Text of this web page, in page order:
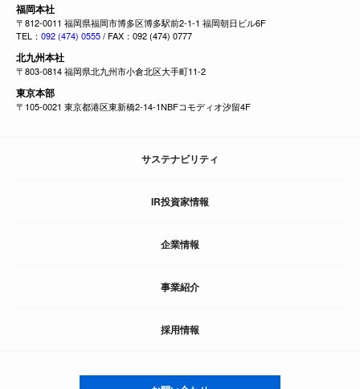
福岡本社
〒812-0011 福岡県福岡市博多区博多駅前2-1-1 福岡朝日ビル6F
TEL： 092 (474) 0555/ FAX：092 (474) 0777
北九州本社
〒803-0814 福岡県北九州市小倉北区大手町11-2
東京本部
〒105-0021 東京都港区東新橋2-14-1NBFコモディオ汐留4F
サステナビリティ
IR投資家情報
企業情報
事業紹介
採用情報